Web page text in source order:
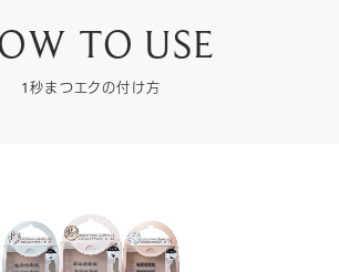
TO USE
1秒まつエクの付け方